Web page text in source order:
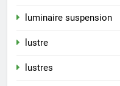
luminaire suspension
lustre
lustres